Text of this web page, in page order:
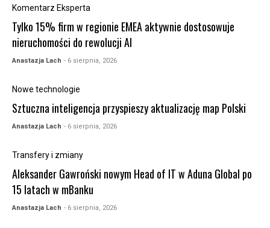
Komentarz Eksperta
Tylko 15% firm w regionie EMEA aktywnie dostosowuje
nieruchomości do rewolucji AI
Anastazja Lach - 6 sierpnia, 2026
Nowe technologie
Sztuczna inteligencja przyspieszy aktualizację map Polski
Anastazja Lach - 6 sierpnia, 2026
Transfery i zmiany
Aleksander Gawroński nowym Head of IT w Aduna Global po
15 latach w mBanku
Anastazja Lach - 6 sierpnia, 2026